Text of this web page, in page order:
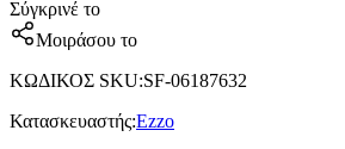
Σύγκρινέ το
Μοιράσου το
ΚΩΔΙΚΟΣ SKU:SF-06187632
Κατασκευαστής:Ezzo